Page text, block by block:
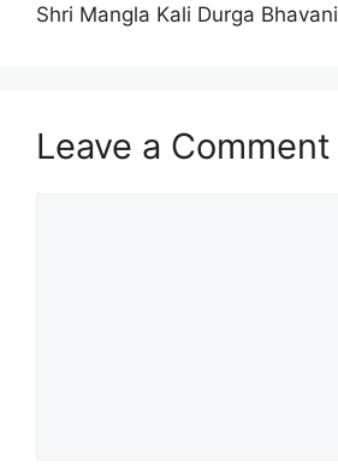
Shri Mangla Kali Durga Bhavani
Leave a Comment